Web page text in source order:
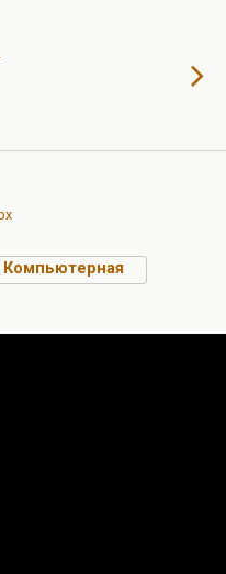
Компьютерная